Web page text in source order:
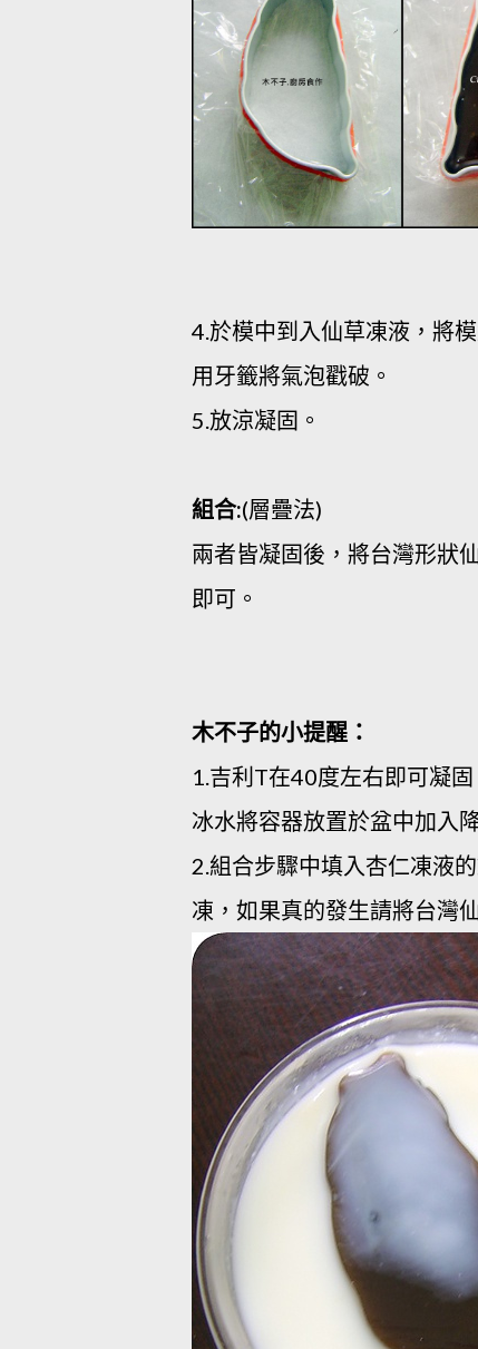
4.於模中到入仙草凍液，將
用牙籤將氣泡戳破。
5.放涼凝固。
組合:(層疊法)
兩者皆凝固後，將台灣形狀
即可。
木不子的小提醒：
1.吉利T在40度左右即可凝
冰水將容器放置於盆中加入
2.組合步驟中填入杏仁凍液
凍，如果真的發生請將台灣